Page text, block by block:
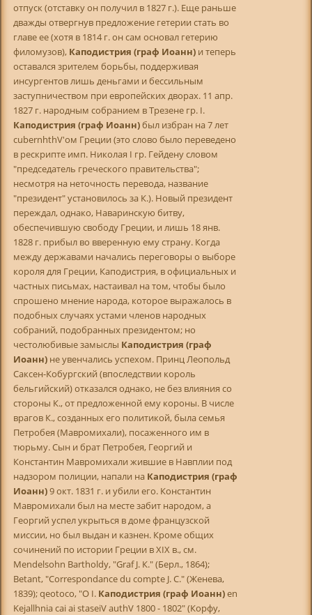
отпуск (отставку он получил в 1827 г.). Еще раньше
дважды отвергнув предложение гетерии стать во
главе ее (хотя в 1814 г. он сам основал гетерию
филомузов), Каподистрия (граф Иоанн) и теперь
оставался зрителем борьбы, поддерживая
инсургентов лишь деньгами и бессильным
заступничеством при европейских дворах. 11 апр.
1827 г. народным собранием в Трезене гр. I.
Каподистрия (граф Иоанн)был избран на 7 лет
cubernhthV'ом Греции (это слово было переведено
в рескрипте имп. Николая I гр. Гейдену словом
"председатель греческого правительства";
несмотря на неточность перевода, название
"президент" установилось за К.). Новый президент
переждал, однако, Наваринскую битву,
обеспечившую свободу Греции, и лишь 18 янв.
1828 г. прибыл во вверенную ему страну. Когда
между державами начались переговоры о выборе
короля для Греции, Каподистрия, в официальных и
частных письмах, настаивал на том, чтобы было
спрошено мнение народа, которое выражалось в
подобных случаях устами членов народных
собраний, подобранных президентом; но
честолюбивые замыслы Каподистрия (граф
Иоанн) не увенчались успехом. Принц Леопольд
Саксен-Кобургский (впоследствии король
бельгийский) отказался однако, не без влияния со
стороны К., от предложенной ему короны. В числе
врагов К., созданных его политикой, была семья
Петробея (Мавромихали), посаженного им в
тюрьму. Сын и брат Петробея, Георгий и
Константин Мавромихали жившие в Навплии под
надзором полиции, напали на Каподистрия (граф
Иоанн)9 окт. 1831 г. и убили его. Константин
Мавромихали был на месте забит народом, а
Георгий успел укрыться в доме французской
миссии, но был выдан и казнен. Кроме общих
сочинений по истории Греции в XIX в., см.
Mendelsohn Bartholdy, "Graf J. К." (Берл., 1864);
Betant, "Correspondance du compte J. С." (Женева,
1839); qeotoco, "O I. Каподистрия (граф Иоанн)en
Kejallhnia cai ai staseiV authV 1800 - 1802" (Корфу,